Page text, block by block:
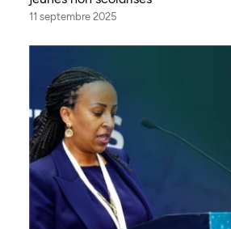
11 septembre 2025